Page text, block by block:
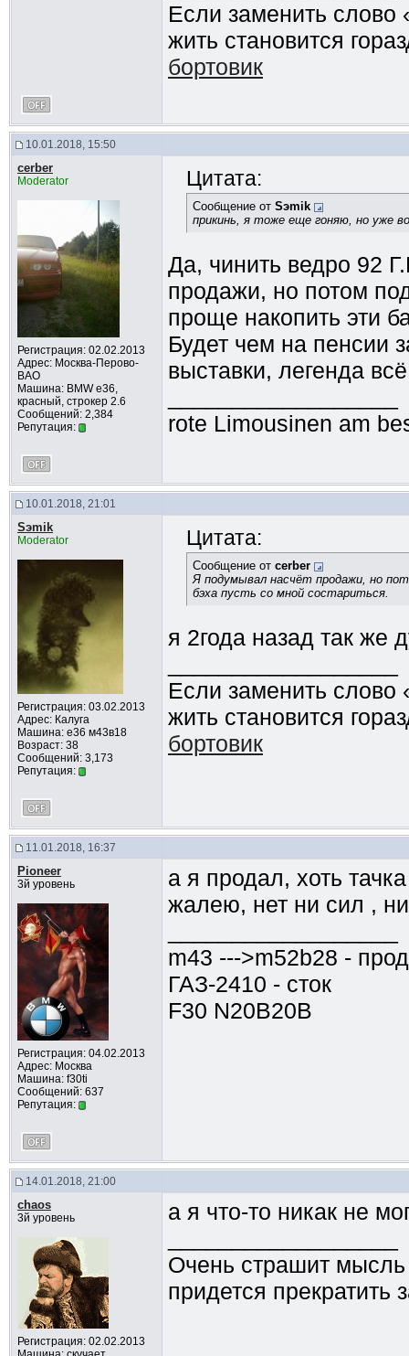
Если заменить слово
жить становится
бортовик
10.01.2018, 15:50
cerber
Moderator
Регистрация: 02.02.2013
Адрес: Москва-Перово-
ВАО
Машина: BMW e36,
красный, строкер 2.6
Сообщений: 2,384
Репутация:
Цитата:
Сообщение от Sэmik
прикинь, я тоже еще гоняю, но уже
Да, чинить ведро 92
продажи, но потом
проще накопить эти
Будет чем на пенсии
выставки, легенда
rote Limousinen am
10.01.2018, 21:01
Sэmik
Moderator
Регистрация: 03.02.2013
Адрес: Калуга
Машина: е36 м43в18
Возраст: 38
Сообщений: 3,173
Репутация:
Цитата:
Сообщение от cerber
Я подумывал насчёт продажи, но
бэха пусть со мной состариться.
я 2года назад так же
Если заменить слово
жить становится
бортовик
11.01.2018, 16:37
Pioneer
3й уровень
Регистрация: 04.02.2013
Адрес: Москва
Машина: f30ti
Сообщений: 637
Репутация:
а я продал, хоть
жалею, нет ни сил ,
m43 --->m52b28 -
ГАЗ-2410 - сток
F30 N20B20B
14.01.2018, 21:00
chaos
3й уровень
Регистрация: 02.02.2013
а я что-то никак не
Очень страшит мысль
придется прекратить